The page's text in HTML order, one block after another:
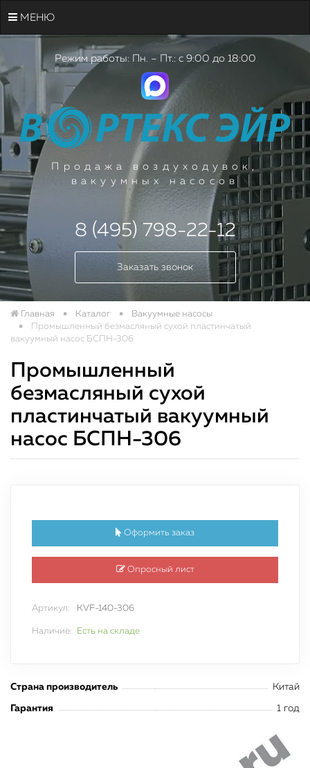
МЕНЮ
Режим работы: Пн. – Пт.: с 9:00 до 18:00
Продажа воздуходувок,
вакуумных насосов
8 (495) 798-22-12
Заказать звонок
Главная Каталог
Вакуумные насосы
Промышленный безмасляный сухой пластинчатый
вакуумный насос БСПН-306
Промышленный
безмасляный сухой
пластинчатый вакуумный
насос БСПН-306
Оформить заказ
Опросный лист
Артикул: KVF-140-306
Наличие: Есть на складе
Страна производитель Китай
Гарантия 1 год